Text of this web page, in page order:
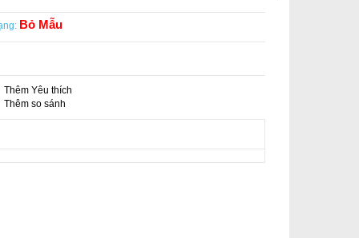
Bỏ Mẫu
Thêm Yêu thích
Thêm so sánh